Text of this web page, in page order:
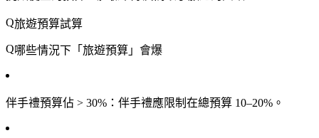
旅遊預算試算
哪些情況下「旅遊預算」會爆
伴手禮預算佔 > 30% ：伴手禮應限制在總預算 10–20%。